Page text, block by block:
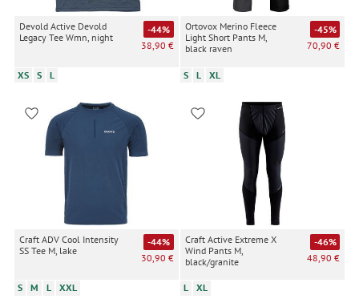
Devold Active Devold
Legacy Tee Wmn, night
-44%
38,90 €
XS S L
Ortovox Merino Fleece
Light Short Pants M,
black raven
-45%
70,90 €
S L XL
Craft ADV Cool Intensity
SS Tee M, lake
-44%
30,90 €
S M L XXL
Craft Active Extreme X
Wind Pants M,
black/granite
-46%
48,90 €
L XL